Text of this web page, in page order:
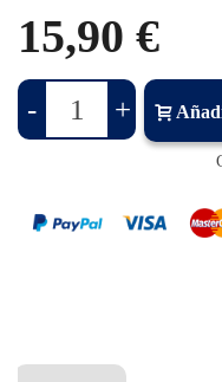
15,90 €
- +